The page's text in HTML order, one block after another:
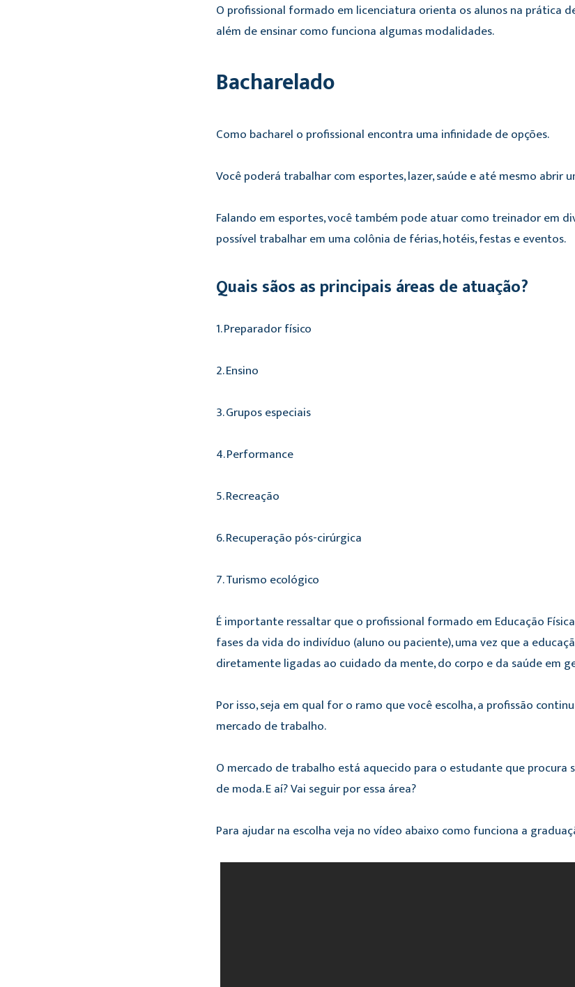
O profissional formado em licenciatura orienta os alunos na prática
além de ensinar como funciona algumas modalidades.
Bacharelado
Como bacharel o profissional encontra uma infinidade de opções.
Você poderá trabalhar com esportes, lazer, saúde e até mesmo abrir
Falando em esportes, você também pode atuar como treinador em
possível trabalhar em uma colônia de férias, hotéis, festas e eventos.
Quais sãos as principais áreas de atuação?
1. Preparador físico
2. Ensino
3. Grupos especiais
4. Performance
5. Recreação
6. Recuperação pós-cirúrgica
7. Turismo ecológico
É importante ressaltar que o profissional formado em Educação
fases da vida do indivíduo (aluno ou paciente), uma vez que a
diretamente ligadas ao cuidado da mente, do corpo e da saúde em
Por isso, seja em qual for o ramo que você escolha, a profissão
mercado de trabalho.
O mercado de trabalho está aquecido para o estudante que procura
de moda. E aí? Vai seguir por essa área?
Para ajudar na escolha veja no vídeo abaixo como funciona a